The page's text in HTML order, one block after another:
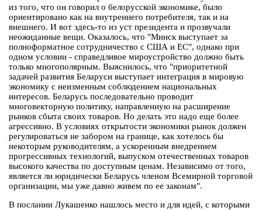
из того, что он говорил о белорусской экономике, было
ориентировано как на внутреннего потребителя, так и на
внешнего. И вот здесь-то из уст президента и прозвучали
неожиданные вещи. Оказалось, что "Минск выступает за
полноформатное сотрудничество с США и ЕС", однако при
одном условии - справедливое мироустройство должно быть
только многополярным. Выяснилось, что "приоритетной
задачей развития Беларуси выступает интеграция в мировую
экономику с неизменным соблюдением национальных
интересов. Беларусь последовательно проводит
многовекторную политику, направленную на расширение
рынков сбыта своих товаров. Но делать это надо еще более
агрессивно. В условиях открытости экономики рынок должен
регулироваться не забором на границе, как хотелось бы
некоторым руководителям, а ускоренным внедрением
прогрессивных технологий, выпуском отечественных товаров
высокого качества по доступным ценам. Независимо от того,
является ли юридически Беларусь членом Всемирной торговой
организации, мы уже давно живем по ее законам".
В послании Лукашенко нашлось место и для идей, с которыми